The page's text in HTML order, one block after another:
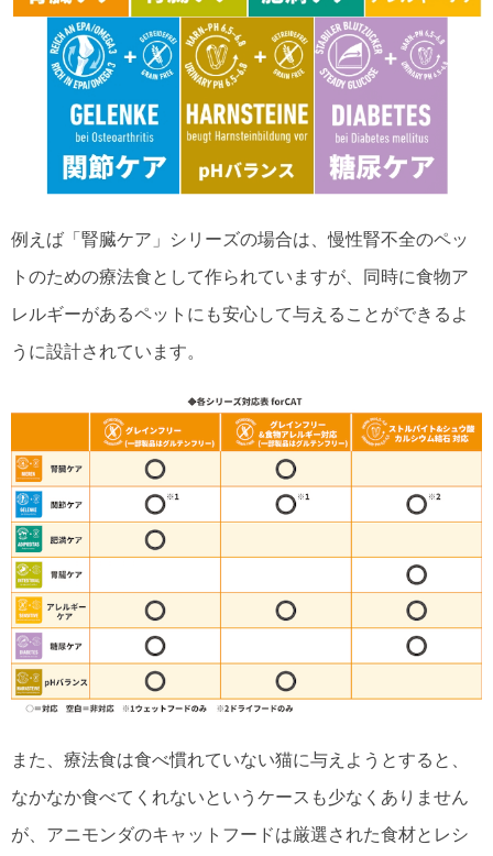
例えば「腎臓ケア」シリーズの場合は、慢性腎不全のペッ
トのための療法食として作られていますが、同時に食物ア
レルギーがあるペットにも安心して与えることができるよ
うに設計されています。
また、療法食は食べ慣れていない猫に与えようとすると、
なかなか食べてくれないというケースも少なくありません
が、アニモンダのキャットフードは厳選された食材とレシ